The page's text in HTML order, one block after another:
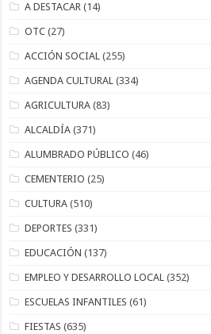
A DESTACAR (14)
OTC (27)
ACCIÓN SOCIAL (255)
AGENDA CULTURAL (334)
AGRICULTURA (83)
ALCALDÍA (371)
ALUMBRADO PÚBLICO (46)
CEMENTERIO (25)
CULTURA (510)
DEPORTES (331)
EDUCACIÓN (137)
EMPLEO Y DESARROLLO LOCAL (352)
ESCUELAS INFANTILES (61)
FIESTAS (635)